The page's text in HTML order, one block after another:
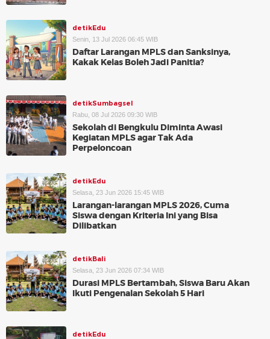
detikEdu
Senin, 13 Jul 2026 06:45 WIB
Daftar Larangan MPLS dan Sanksinya,
Kakak Kelas Boleh Jadi Panitia?
detikSumbagsel
Rabu, 08 Jul 2026 09:30 WIB
Sekolah di Bengkulu Diminta Awasi
Kegiatan MPLS agar Tak Ada
Perpeloncoan
detikEdu
Selasa, 23 Jun 2026 15:45 WIB
Larangan-larangan MPLS 2026, Cuma
Siswa dengan Kriteria Ini yang Bisa
Dilibatkan
detikBali
Selasa, 23 Jun 2026 07:34 WIB
Durasi MPLS Bertambah, Siswa Baru Akan
Ikuti Pengenalan Sekolah 5 Hari
detikEdu